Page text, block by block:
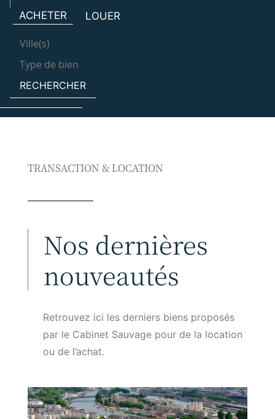
ACHETER LOUER
RECHERCHER
TRANSACTION & LOCATION
Nos dernières
nouveautés
Retrouvez ici les derniers biens proposés
par le Cabinet Sauvage pour de la location
ou de l’achat.